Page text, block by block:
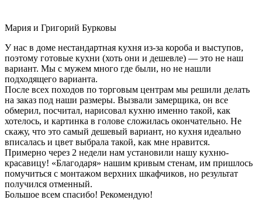
Мария и Григорий Бурковы
У нас в доме нестандартная кухня из-за короба и выступов,
поэтому готовые кухни (хоть они и дешевле) — это не наш
вариант. Мы с мужем много где были, но не нашли
подходящего варианта.
После всех походов по торговым центрам мы решили делать
на заказ под наши размеры. Вызвали замерщика, он все
обмерил, посчитал, нарисовал кухню именно такой, как
хотелось, и картинка в голове сложилась окончательно. Не
скажу, что это самый дешевый вариант, но кухня идеально
вписалась и цвет выбрала такой, как мне нравится.
Примерно через 2 недели нам установили нашу кухню-
красавицу! «Благодаря» нашим кривым стенам, им пришлось
помучиться с монтажом верхних шкафчиков, но результат
получился отменный.
Большое всем спасибо! Рекомендую!